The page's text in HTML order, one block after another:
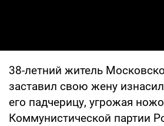
38-летний житель
заставил свою жену
его падчерицу, угрожая
Коммунистической партии